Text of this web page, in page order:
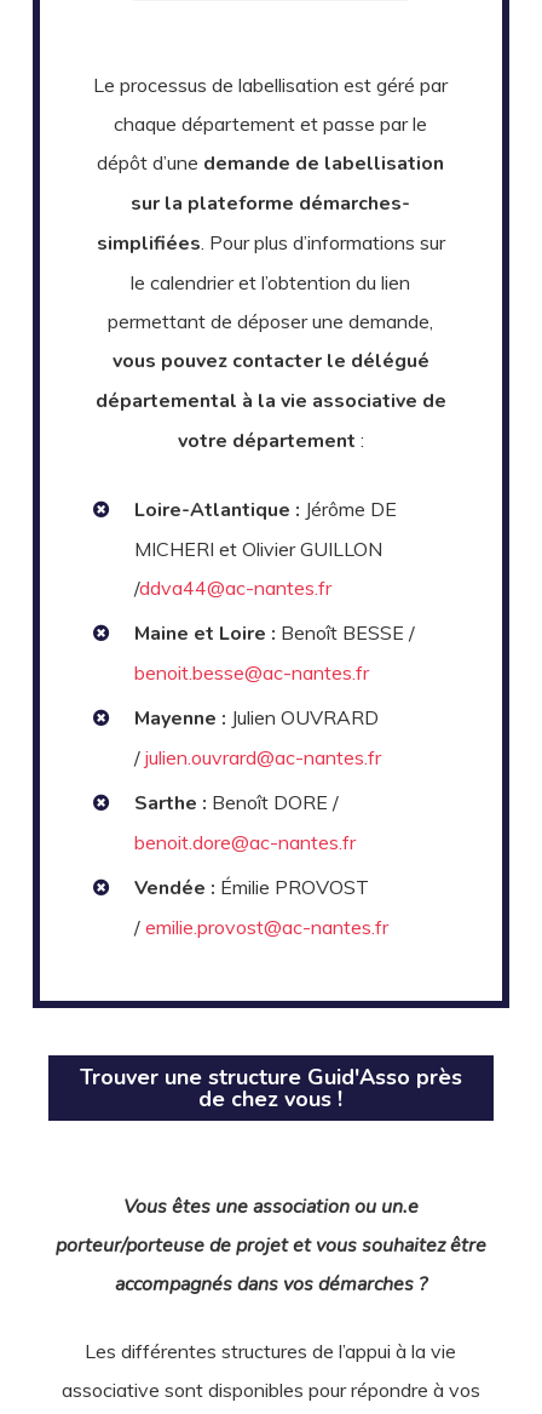
Le processus de labellisation est géré par
chaque département et passe par le
dépôt d’une demande de labellisation
sur la plateforme démarches-
simplifiées . Pour plus d’informations sur
le calendrier et l’obtention du lien
permettant de déposer une demande,
vous pouvez contacter le délégué
départemental à la vie associative de
votre département :
Loire-Atlantique : Jérôme DE
MICHERI etOlivier GUILLON
/ddva44@ac-nantes.fr
Maine et Loire : Benoît BESSE /
benoit.besse@ac-nantes.fr
Mayenne : JulienOUVRARD
/julien.ouvrard@ac-nantes.fr
Sarthe : Benoît DORE /
benoit.dore@ac-nantes.fr
Vendée : Émilie PROVOST
/emilie.provost@ac-nantes.fr
Trouver une structure Guid'Asso près
de chez vous !
Vous êtes une association ou un.e
porteur/porteuse de projet et vous souhaitez être
accompagnés dans vos démarches ?
Les différentes structures de l’appui à la vie
associative sont disponibles pour répondre à vos